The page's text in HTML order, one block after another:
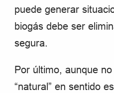
puede generar
biogás debe ser
segura.
Por último, aunque
“natural” en sentido